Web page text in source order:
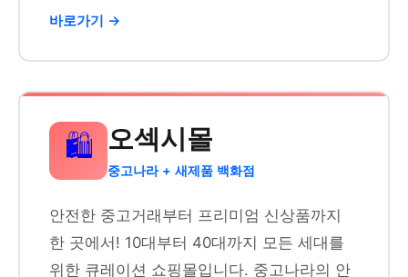
바로가기 →
🛍️ 오섹시몰
중고나라 + 새제품 백화점
안전한 중고거래부터 프리미엄 신상품까지
한 곳에서! 10대부터 40대까지 모든 세대를
위한 큐레이션 쇼핑몰입니다. 중고나라의 안